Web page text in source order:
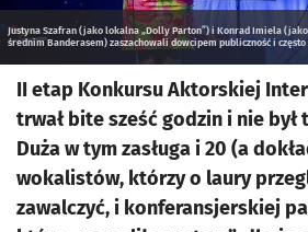
Justyna Szafran (jako lokalna „Dolly Parton”) i Konrad Imiela (jako
średnim Banderasem) zaszachowali dowcipem publiczność i
II etap Konkursu Aktorskiej
trwał bite sześć godzin i nie był
Duża w tym zasługa i 20 (a
wokalistów, którzy o laury
zawalczyć, i konferansjerskiej